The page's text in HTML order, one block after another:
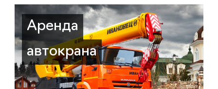
Аренда
автокрана